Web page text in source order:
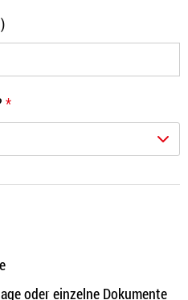
*
oder einzelne Dokumente